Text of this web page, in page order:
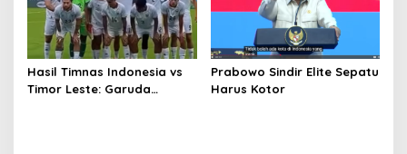
Hasil Timnas Indonesia vs
Timor Leste: Garuda
Prabowo Sindir Elite Sepatu
Harus Kotor